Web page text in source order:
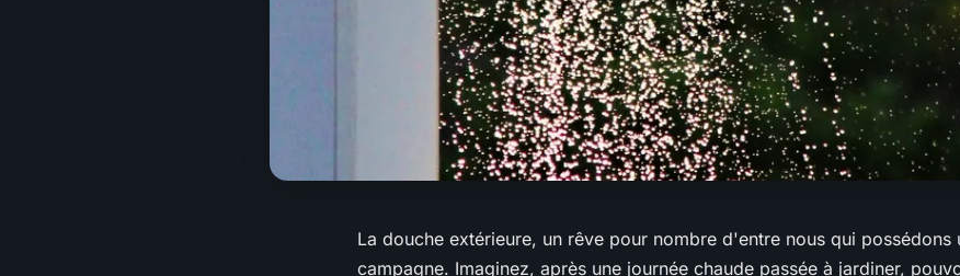
La douche extérieure, un rêve pour nombre d'entre nous qui possédons
campagne. Imaginez, après une journée chaude passée à jardiner,